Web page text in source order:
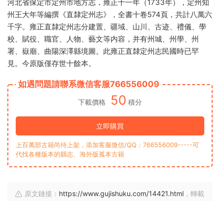
河北省保定市定州市地方志，雍正十一年（1733年），定州知
州王大年等編撰《直隸定州志》，全書十卷574頁，共計八萬六
千字。雍正直隸定州志分建置、疆域、山川、古迹、禮儀、學
校、賦役、職官、人物、藝文等内容，并有州城、州學、州
署、嶽廟、曲陽深澤縣境圖。此雍正直隸定州志民國時已罕
見。今原版僅存世十餘本。
如遇問題請聯系微信客服766556009
下載價格 50 積分
立即購買
上百萬部古籍尚待上架，添加客服微信/QQ：766556009-----可
代找各種版本的縣志、海外版孤本古籍
原文鏈接： https://www.gujishuku.com/14421.html ，轉載